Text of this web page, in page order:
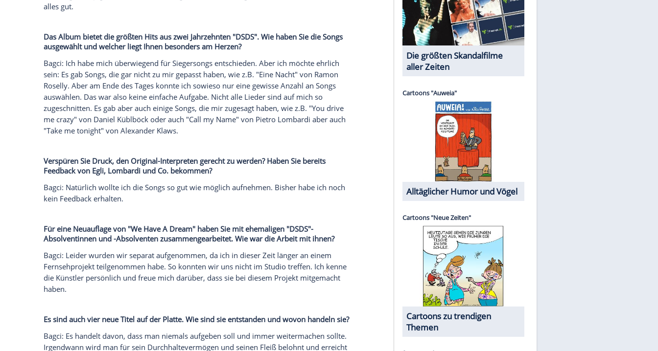
Bagci: Ich habe bisher am meisten an mich geglaubt und mich immer selbst gestützt.
Wie kam es dazu, dass Sie nun Ihr erstes Album veröffentlichen und wie fühlen Sie sich
damit?
Bagci: Da man "DSDS" mit meinerPersonsehr verbindet, hatte diePlattenfirma
Telamo die
Idee, ein Album zum 20- jährigen "DSDS"-Jubiläum aufzunehmen. Jetzt freue ich mich sehr
Bagci: Ich bin ja eher dadurch bekannt geworden, dass ich sehr oft gescheitert bin bei
"DSDS". Aber dadurch haben die Leute erkannt, dass ich ein Kämpfer bin und niemals
aufgebe, bis ich mein Ziel erreicht habe. Dadurch haben die Leute mich eventuell in ihr
Herz geschlossen. Sozusagen war ich dadurch trotzdem irgendwie ein Sieger. Also: Sieger
der Herzen. Weil dieMenschenmir den Sieg so sehr gewünscht haben. Letztendlich habe
ich ja doch gewonnen: Ich mache trotzdemMusik , und ich habe im Jahre 2016 sogar das
Dschungelcampgewonnen. Manche Dinge im Leben benötigen Zeit. Und am Ende wird
alles gut.
Das Album bietet die größten Hits aus zwei Jahrzehnten "DSDS". Wie haben Sie die Songs
ausgewählt und welcher liegt Ihnen besonders am Herzen?
Peinliche Auftritte auf dem
roten Teppich
Cartoons mit wahren
Lebensgeschichten
Memo-Spiel